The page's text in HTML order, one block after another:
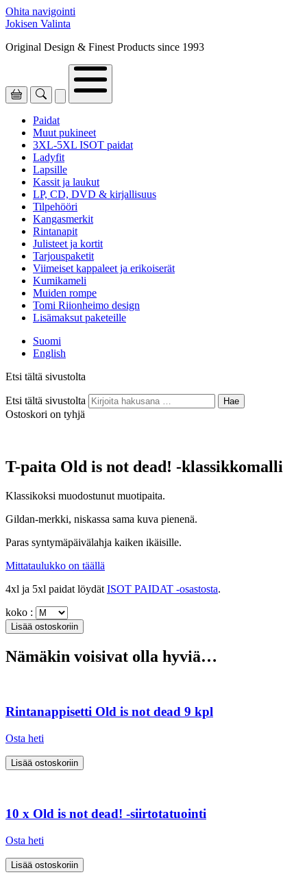
Ohita navigointi
Jokisen Valinta
Original Design & Finest Products since 1993
Paidat
Muut pukineet
3XL-5XL ISOT paidat
Ladyfit
Lapsille
Kassit ja laukut
LP, CD, DVD & kirjallisuus
Tilpehööri
Kangasmerkit
Rintanapit
Julisteet ja kortit
Tarjouspaketit
Viimeiset kappaleet ja erikoiserät
Kumikameli
Muiden rompe
Tomi Riionheimo design
Lisämaksut paketeille
Suomi
English
Etsi tältä sivustolta
Etsi tältä sivustolta Hae
Ostoskori on tyhjä
T-paita Old is not dead! -klassikkomalli
Klassikoksi muodostunut muotipaita.
Gildan-merkki, niskassa sama kuva pienenä.
Paras syntymäpäivälahja kaiken ikäisille.
Mittataulukko on täällä
4xl ja 5xl paidat löydät ISOT PAIDAT -osastosta.
koko :
Nämäkin voisivat olla hyviä…
Rintanappisetti Old is not dead 9 kpl
Osta heti
10 x Old is not dead! -siirtotatuointi
Osta heti